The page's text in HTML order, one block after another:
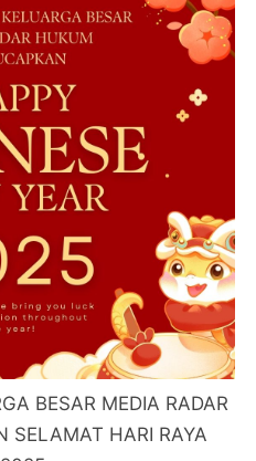
BESAR MEDIA RADAR
SELAMAT HARI RAYA